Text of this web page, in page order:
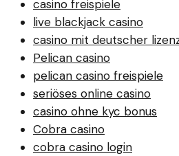
casino freispiele
live blackjack casino
casino mit deutscher
Pelican casino
pelican casino freispiele
seriöses online casino
casino ohne kyc bonus
Cobra casino
cobra casino login